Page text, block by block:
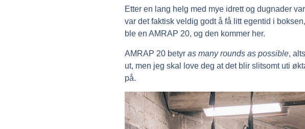
Etter en lang helg med mye idrett og dugnader
var det faktisk veldig godt å få litt egentid i
ble en AMRAP 20, og den kommer her.
AMRAP 20 betyr as many rounds as possible,
ut, men jeg skal love deg at det blir slitsomt uti
på.